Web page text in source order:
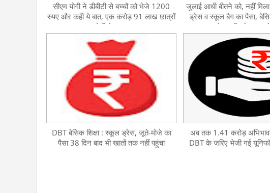
सीएम योगी ने डीबीटी से बच्चों को भेजे 1200
रुपए और कही ये बात, एक करोड़ 91 लाख छात्रों
को मिलेगा लाभ
जुलाई आधी बीतने को, नहीं
ड्रेस व स्कूल बैग का पैसा,
बच्चे पुरानी ड्रेस आ
DBT बेसिक शिक्षा : स्कूल ड्रेस, जूते-मोजे का
पैसा 38 दिन बाद भी खातों तक नहीं पहुंचा
अब तक 1.41 करोड़
DBT के जरिए भेजी गई